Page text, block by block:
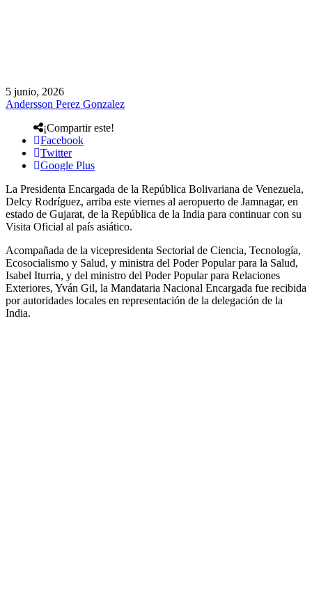
5 junio, 2026
Andersson Perez Gonzalez
¡Compartir este!
Facebook
Twitter
Google Plus
La Presidenta Encargada de la República Bolivariana de Venezuela,
Delcy Rodríguez, arriba este viernes al aeropuerto de Jamnagar, en
estado de Gujarat, de la República de la India para continuar con su
Visita Oficial al país asiático.
Acompañada de la vicepresidenta Sectorial de Ciencia, Tecnología,
Ecosocialismo y Salud, y ministra del Poder Popular para la Salud,
Isabel Iturria, y del ministro del Poder Popular para Relaciones
Exteriores, Yván Gil, la Mandataria Nacional Encargada fue recibida
por autoridades locales en representación de la delegación de la
India.